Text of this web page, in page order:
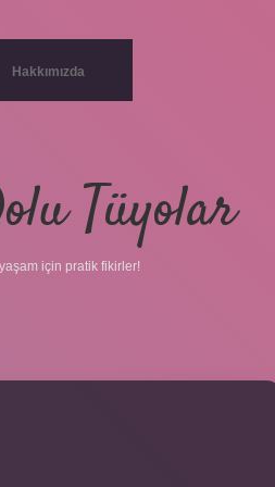
Hakkımızda
Tüyolar
için pratik fikirler!